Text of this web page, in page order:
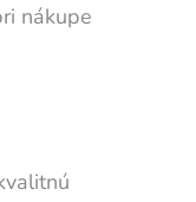
nákupe